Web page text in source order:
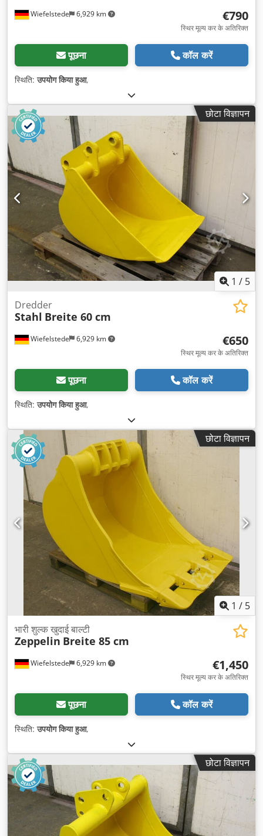
Wiefelstede 6,929 km €790
स्थिर मूल्य कर के अतिरिक्त
पूछना कॉल करें
स्थिति:उपयोग किया हुआ,
छोटा विज्ञापन
1 / 5
Wiefelstede 6,929 km
Dredder
Stahl Breite 60 cm
€650
स्थिर मूल्य कर के अतिरिक्त
पूछना कॉल करें
स्थिति:उपयोग किया हुआ,
छोटा विज्ञापन
1 / 5
Wiefelstede 6,929 km
भारी शुल्क खुदाई बाल्टी
Zeppelin Breite 85 cm
€1,450
स्थिर मूल्य कर के अतिरिक्त
पूछना कॉल करें
स्थिति:उपयोग किया हुआ,
छोटा विज्ञापन